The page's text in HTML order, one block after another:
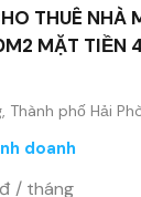
THUÊ NHÀ
MẶT TIỀN
Thành phố Hải
doanh
/ tháng